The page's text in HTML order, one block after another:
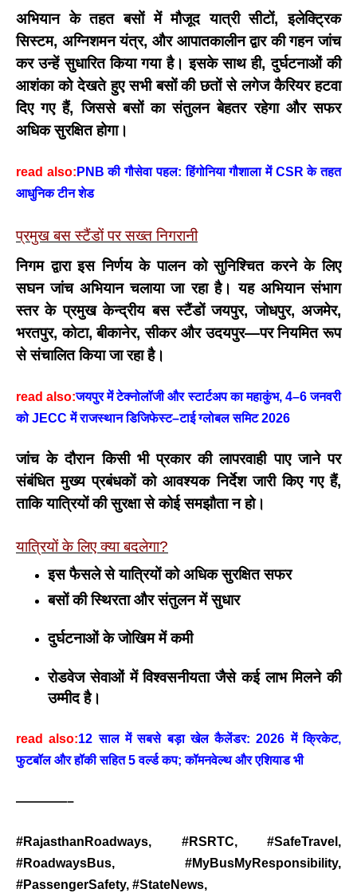
अभियान के तहत बसों में मौजूदयात्री सीटों,इलेक्ट्रिक
सिस्टम, अग्निशमन यंत्र, औरआपातकालीन द्वारकी गहन जांच
कर उन्हें सुधारित किया गया है। इसके साथ ही, दुर्घटनाओं की
आशंका को देखते हुए सभी बसों की छतों सेलगेज कैरियर हटवा
दिए गए हैं, जिससे बसों का संतुलन बेहतर रहेगा और सफर
अधिक सुरक्षित होगा।
read also: PNB की गौसेवा पहल: हिंगोनिया गौशाला में CSR के तहत
आधुनिक टीन शेड
प्रमुख बस स्टैंडों पर सख्त निगरानी
निगम द्वारा इस निर्णय के पालन को सुनिश्चित करने के लिए
सघन जांच अभियानचलाया जा रहा है। यह अभियान संभाग
स्तर के प्रमुख केन्द्रीय बस स्टैंडोंजयपुर,जोधपुर, अजमेर,
भरतपुर,कोटा,बीकानेर,सीकरऔरउदयपुर—पर नियमित रूप
से संचालित किया जा रहा है।
read also:जयपुर में टेक्नोलॉजी और स्टार्टअप का महाकुंभ, 4–6 जनवरी
को JECC में राजस्थान डिजिफेस्ट–टाई ग्लोबल समिट 2026
जांच के दौरान किसी भी प्रकार की लापरवाही पाए जाने पर
संबंधितमुख्य प्रबंधकों को आवश्यक निर्देशजारी किए गए हैं,
ताकि यात्रियों की सुरक्षा से कोई समझौता न हो।
यात्रियों के लिए क्या बदलेगा?
इस फैसले से यात्रियों कोअधिक सुरक्षित सफर
बसों कीस्थिरता और संतुलन में सुधार
दुर्घटनाओं के जोखिम मेंकमी
रोडवेज सेवाओं मेंविश्वसनीयताजैसे कई लाभ मिलने की
उम्मीद है।
read also:12 साल में सबसे बड़ा खेल कैलेंडर: 2026 में क्रिकेट,
फुटबॉल और हॉकी सहित 5 वर्ल्ड कप; कॉमनवेल्थ और एशियाड भी
————–
#RajasthanRoadways, #RSRTC, #SafeTravel,
#RoadwaysBus, #MyBusMyResponsibility,
#PassengerSafety, #StateNews,